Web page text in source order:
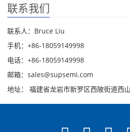
联系我们
联系人：Bruce Liu
手机：+86-18059149998
电话：+86-18059149998
邮箱：sales@supsemi.com
地址： 福建省龙岩市新罗区西陂街道西